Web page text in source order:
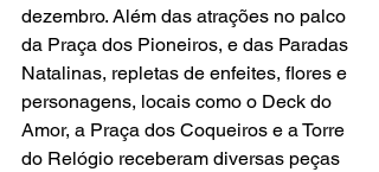
dezembro. Além das atrações no palco
da Praça dos Pioneiros, e das Paradas
Natalinas, repletas de enfeites, flores e
personagens, locais como o Deck do
Amor, a Praça dos Coqueiros e a Torre
do Relógio receberam diversas peças